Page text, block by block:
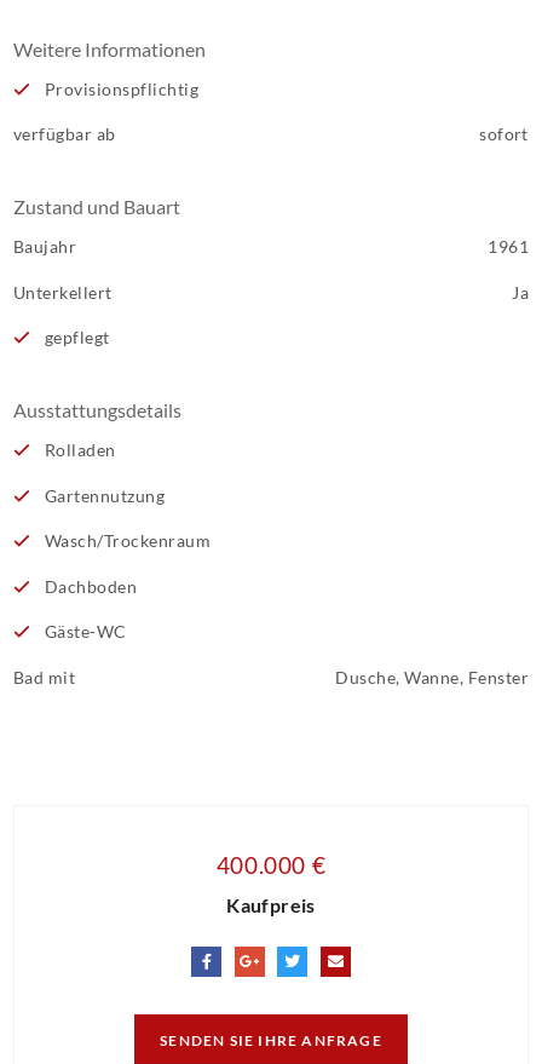
Weitere Informationen
Provisionspflichtig
verfügbar ab sofort
Zustand und Bauart
Baujahr 1961
Unterkellert Ja
gepflegt
Ausstattungsdetails
Rolladen
Gartennutzung
Wasch/Trockenraum
Dachboden
Gäste-WC
Bad mit Dusche, Wanne, Fenster
400.000 €
Kaufpreis
SENDEN SIE IHRE ANFRAGE